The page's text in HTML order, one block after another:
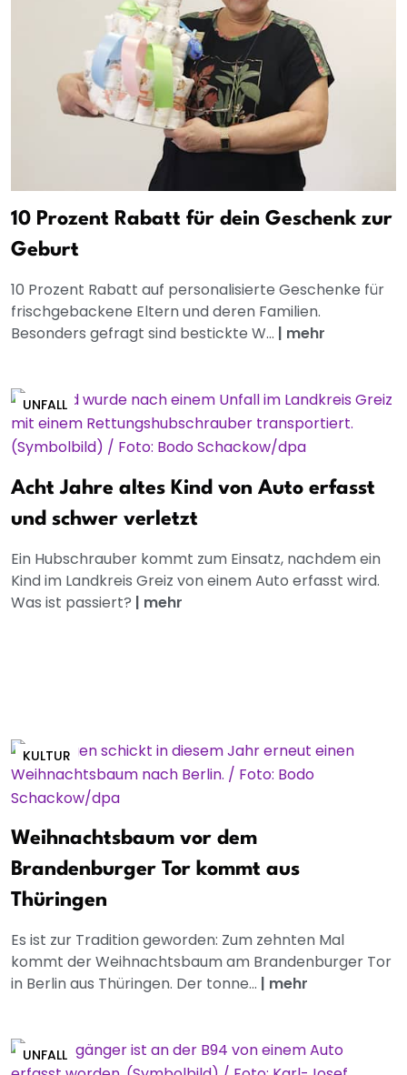
10 Prozent Rabatt für dein Geschenk zur
Geburt
10 Prozent Rabatt auf personalisierte Geschenke für
frischgebackene Eltern und deren Familien.
Besonders gefragt sind bestickte W... | mehr
UNFALL
Acht Jahre altes Kind von Auto erfasst
und schwer verletzt
Ein Hubschrauber kommt zum Einsatz, nachdem ein
Kind im Landkreis Greiz von einem Auto erfasst wird.
Was ist passiert? | mehr
KULTUR
Weihnachtsbaum vor dem
Brandenburger Tor kommt aus
Thüringen
Es ist zur Tradition geworden: Zum zehnten Mal
kommt der Weihnachtsbaum am Brandenburger Tor
in Berlin aus Thüringen. Der tonne... | mehr
UNFALL